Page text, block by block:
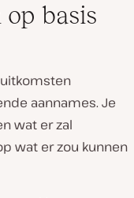
op basis
aannames. Je
wat er zal
wat erzou kunnen